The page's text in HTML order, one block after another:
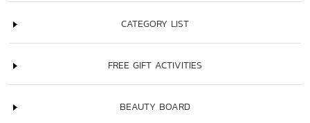
CATEGORY LIST
FREE GIFT ACTIVITIES
BEAUTY BOARD